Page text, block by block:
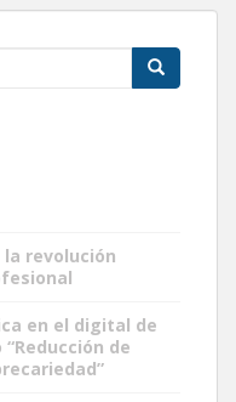
revolución
en el digital de
de